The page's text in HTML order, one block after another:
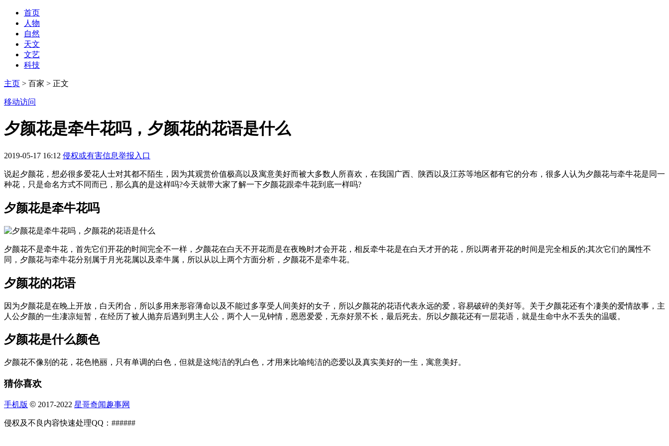
首页
人物
自然
天文
文艺
科技
主页 > 百家 > 正文
移动访问
夕颜花是牵牛花吗，夕颜花的花语是什么
2019-05-17 16:12 侵权或有害信息举报入口
说起夕颜花，想必很多爱花人士对其都不陌生，因为其观赏价值极高以及寓意美好而被大多数人所喜欢，在我国广西、陕西以及江苏等地区都有它的分布，很多人认为夕颜花与牵牛花是同一
种花，只是命名方式不同而已，那么真的是这样吗?今天就带大家了解一下夕颜花跟牵牛花到底一样吗?
夕颜花是牵牛花吗
夕颜花不是牵牛花，首先它们开花的时间完全不一样，夕颜花在白天不开花而是在夜晚时才会开花，相反牵牛花是在白天才开的花，所以两者开花的时间是完全相反的;其次它们的属性不
同，夕颜花与牵牛花分别属于月光花属以及牵牛属，所以从以上两个方面分析，夕颜花不是牵牛花。
夕颜花的花语
因为夕颜花是在晚上开放，白天闭合，所以多用来形容薄命以及不能过多享受人间美好的女子，所以夕颜花的花语代表永远的爱，容易破碎的美好等。关于夕颜花还有个凄美的爱情故事，主
人公夕颜的一生凄凉短暂，在经历了被人抛弃后遇到男主人公，两个人一见钟情，恩恩爱爱，无奈好景不长，最后死去。所以夕颜花还有一层花语，就是生命中永不丢失的温暖。
夕颜花是什么颜色
夕颜花不像别的花，花色艳丽，只有单调的白色，但就是这纯洁的乳白色，才用来比喻纯洁的恋爱以及真实美好的一生，寓意美好。
猜你喜欢
手机版 © 2017-2022 星哥奇闻趣事网
侵权及不良内容快速处理QQ：######